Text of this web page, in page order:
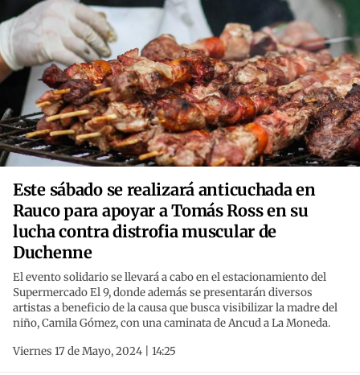
Este sábado se realizará anticuchada en
Rauco para apoyar a Tomás Ross en su
lucha contra distrofia muscular de
Duchenne
El evento solidario se llevará a cabo en el estacionamiento del
Supermercado El 9, donde además se presentarán diversos
artistas a beneficio de la causa que busca visibilizar la madre del
niño, Camila Gómez, con una caminata de Ancud a La Moneda.
Viernes 17 de Mayo, 2024 | 14:25